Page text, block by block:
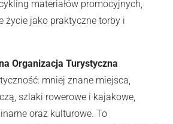
materiałów promocyjnych,
życie jako praktyczne torby i
Organizacja Turystyczna
mniej znane miejsca,
szlaki rowerowe i kajakowe,
oraz kulturowe. To